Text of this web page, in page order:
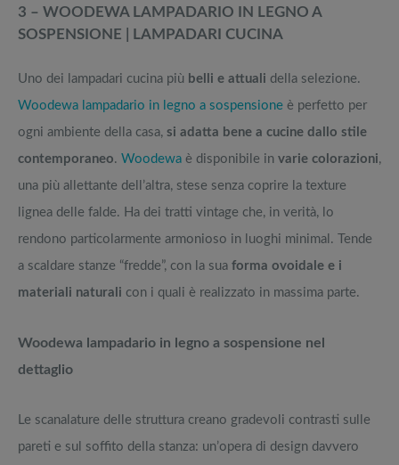
3 – WOODEWA LAMPADARIO IN LEGNO A
SOSPENSIONE | LAMPADARI CUCINA
Uno dei lampadari cucina più belli e attuali della selezione.
Woodewa lampadario in legno a sospensione è perfetto per
ogni ambiente della casa, si adatta bene a cucine dallo stile
contemporaneo. Woodewa è disponibile in varie colorazioni,
una più allettante dell’altra, stese senza coprire la texture
lignea delle falde. Ha dei tratti vintage che, in verità, lo
rendono particolarmente armonioso in luoghi minimal. Tende
a scaldare stanze “fredde”, con la sua forma ovoidale e i
materiali naturali con i quali è realizzato in massima parte.
Woodewa lampadario in legno a sospensione nel
dettaglio
Le scanalature delle struttura creano gradevoli contrasti sulle
pareti e sul soffito della stanza: un’opera di design davvero